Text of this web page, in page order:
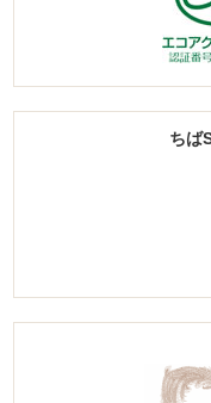
ちば